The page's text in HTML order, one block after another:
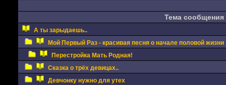
Тема сообщения
А ты зарыдаешь..
Мой Первый Раз - красивая песня о начале половой жизни
Перестройка Мать Родная!
Сказка о трёх девицах..
Девчонку нужно для утех